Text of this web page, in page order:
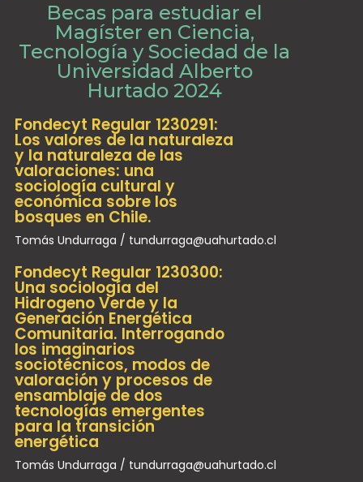
Becas para estudiar el
Magíster en Ciencia,
Tecnología y Sociedad de la
Universidad Alberto
Hurtado 2024
Fondecyt Regular 1230291:
Los valores de la naturaleza
y la naturaleza de las
valoraciones: una
sociología cultural y
económica sobre los
bosques en Chile.
Tomás Undurraga / tundurraga@uahurtado.cl
Fondecyt Regular 1230300:
Una sociología del
Hidrogeno Verde y la
Generación Energética
Comunitaria. Interrogando
los imaginarios
sociotécnicos, modos de
valoración y procesos de
ensamblaje de dos
tecnologías emergentes
para la transición
energética
Tomás Undurraga / tundurraga@uahurtado.cl